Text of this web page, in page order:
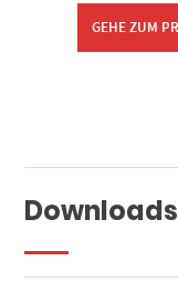
GEHE ZUM
Downloads